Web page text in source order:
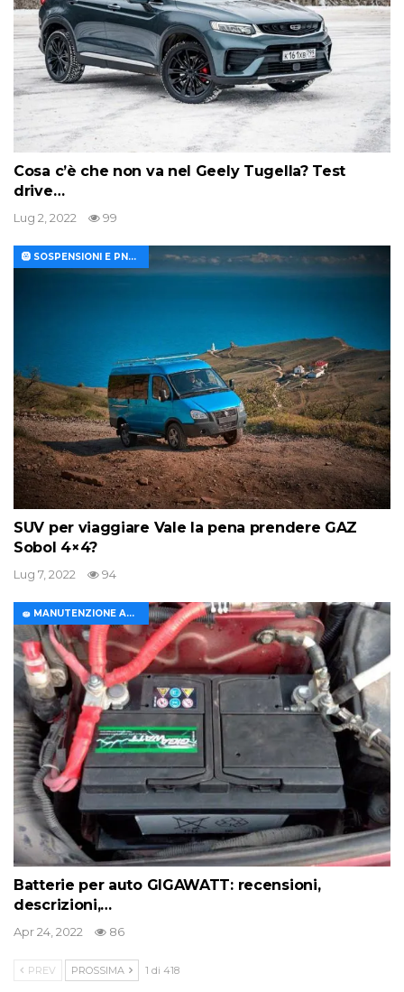
Cosa c’è che non va nel Geely Tugella? Test
drive…
Lug 2, 2022 99
🛞 SOSPENSIONI E PNEUMATICI
SUV per viaggiare Vale la pena prendere GAZ
Sobol 4×4?
Lug 7, 2022 94
🧽 MANUTENZIONE AUTO
Batterie per auto GIGAWATT: recensioni,
descrizioni,…
Apr 24, 2022 86
PREV PROSSIMA 1 di 418